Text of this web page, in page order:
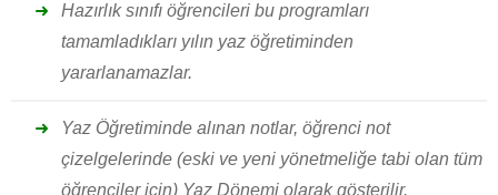
Hazırlık sınıfı öğrencileri bu programları
tamamladıkları yılın yaz öğretiminden
yararlanamazlar.
Yaz Öğretiminde alınan notlar, öğrenci not
çizelgelerinde (eski ve yeni yönetmeliğe tabi olan tüm
öğrenciler için) Yaz Dönemi olarak gösterilir.